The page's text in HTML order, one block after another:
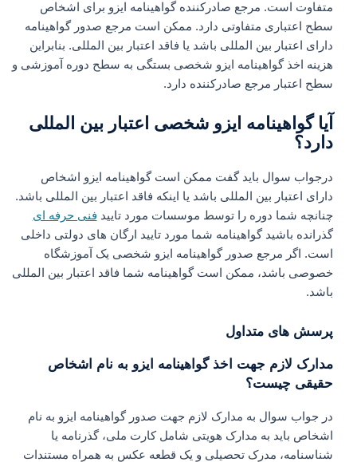
متفاوت است. مرجع صادرکننده گواهینامه ایزو برای اشخاص
سطح اعتباری متفاوتی دارد. ممکن است مرجع صدور گواهینامه
دارای اعتبار بین المللی باشد یا فاقد اعتبار بین المللی. بنابراین
هزینه اخذ گواهینامه ایزو شخصی بستگی به سطح دوره آموزشی و
سطح اعتبار مرجع صادرکننده دارد.
آیا گواهینامه ایزو شخصی اعتبار بین المللی
دارد؟
درجواب سوال باید گفت ممکن است گواهینامه ایزو اشخاص
دارای اعتبار بین المللی باشد یا اینکه فاقد اعتبار بین المللی باشد.
چنانچه شما دوره را توسط موسسات مورد تاییدفنی حرفه ای
گذرانده باشید گواهینامه شما مورد تایید ارگان های دولتی داخلی
است. اگر مرجع صدور گواهینامه ایزو شخصی یک آموزشگاه
خصوصی باشد، ممکن است گواهینامه شما فاقد اعتبار بین المللی
باشد.
پرسش های متداول
مدارک لازم جهت اخذ گواهینامه ایزو به نام اشخاص
حقیقی چیست؟
در جواب سوال به مدارک لازم جهت صدور گواهینامه ایزو به نام
اشخاص باید به مدارک هویتی شامل کارت ملی، گذرنامه یا
شناسنامه، مدرک تحصیلی و یک قطعه عکس به همراه مستندات